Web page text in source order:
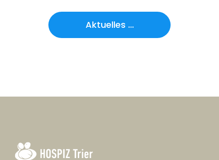
Aktuelles ...